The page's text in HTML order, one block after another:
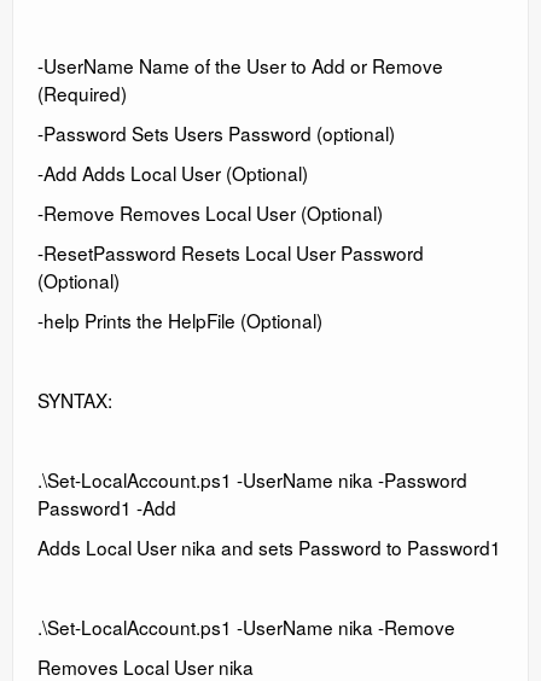
-UserName Name of the User to Add or Remove
(Required)
-Password Sets Users Password (optional)
-Add Adds Local User (Optional)
-Remove Removes Local User (Optional)
-ResetPassword Resets Local User Password
(Optional)
-help Prints the HelpFile (Optional)
SYNTAX:
.\Set-LocalAccount.ps1 -UserName nika -Password
Password1 -Add
Adds Local User nika and sets Password to Password1
.\Set-LocalAccount.ps1 -UserName nika -Remove
Removes Local User nika